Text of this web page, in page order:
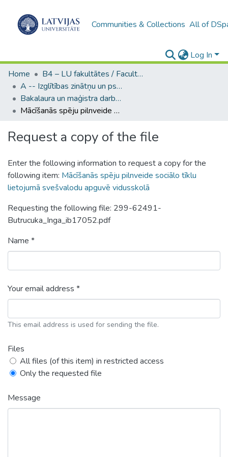
Communities & Collections All of
Log In
Home
B4 – LU fakultātes / Faculties of the UL
A -- Izglītības zinātņu un psiholoģijas fakultāte / Faculty of Education Sciences and Psychology
Bakalaura un maģistra darbi (PPMF) / Bachelor's and Master's theses
Mācīšanās spēju pilnveide sociālo tīklu lietojumā svešvalodu apguvē vidusskolā
Request a copy of the file
Enter the following information to request a copy for the
following item: Mācīšanās spēju pilnveide sociālo tīklu
lietojumā svešvalodu apguvē vidusskolā
Requesting the following file: 299-62491-
Butrucuka_Inga_ib17052.pdf
Name *
Your email address *
This email address is used for sending the file.
Files
All files (of this item) in restricted access
Only the requested file
Message